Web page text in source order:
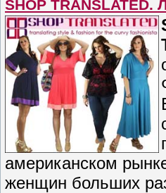
SHOP TRANSLATED.
американском
женщин больших